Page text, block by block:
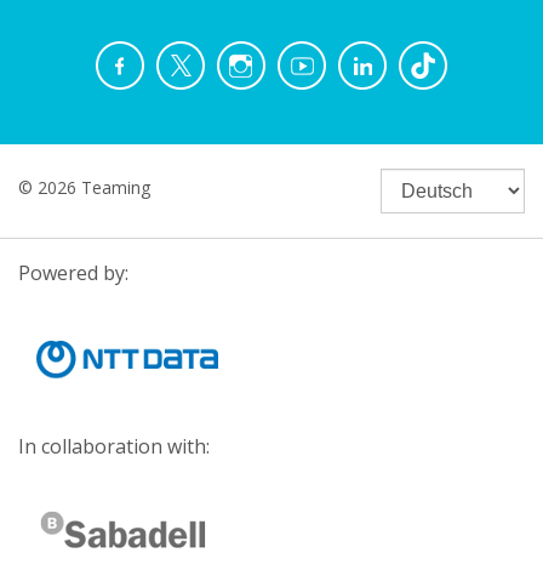
© 2026 Teaming
Powered by:
In collaboration with: